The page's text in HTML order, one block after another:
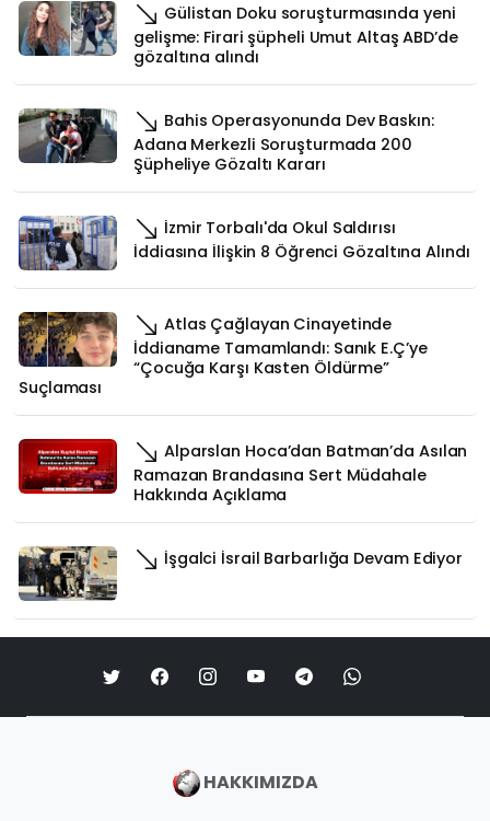
Gülistan Doku soruşturmasında yeni
gelişme: Firari şüpheli Umut Altaş ABD’de
gözaltına alındı
Bahis Operasyonunda Dev Baskın:
Adana Merkezli Soruşturmada 200
Şüpheliye Gözaltı Kararı
İzmir Torbalı'da Okul Saldırısı
İddiasına İlişkin 8 Öğrenci Gözaltına Alındı
Atlas Çağlayan Cinayetinde
İddianame Tamamlandı: Sanık E.Ç’ye
“Çocuğa Karşı Kasten Öldürme”
Suçlaması
Alparslan Hoca’dan Batman’da Asılan
Ramazan Brandasına Sert Müdahale
Hakkında Açıklama
İşgalci İsrail Barbarlığa Devam Ediyor
HAKKIMIZDA